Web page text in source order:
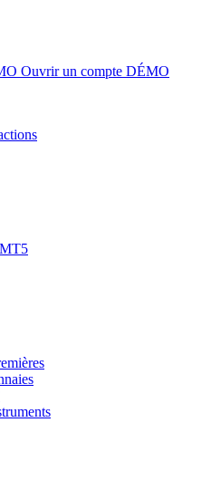
Ouvrir un compte DÉMO